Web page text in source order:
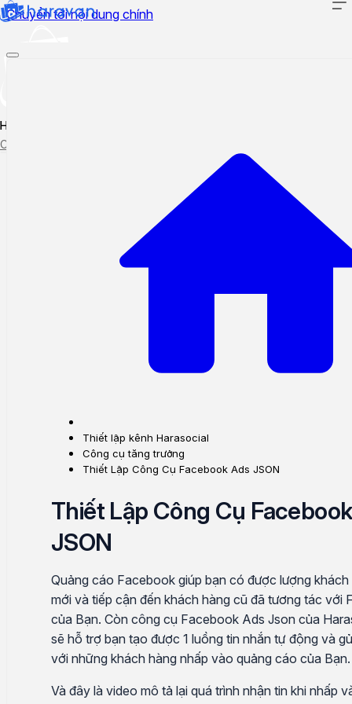
Chuyển tới nội dung chính
Hướng dẫn sử dụng
Cập nhật tính năng mới
Thiết lập kênh Harasocial
Công cụ tăng trưởng
Thiết Lập Công Cụ Facebook Ads JSON
Thiết Lập Công Cụ
JSON
Quảng cáo Facebook giúp bạn có được lượng khách
mới và tiếp cận đến khách hàng cũ đã tương tác với
của Bạn. Còn công cụ Facebook Ads Json của
sẽ hỗ trợ bạn tạo được 1 luồng tin nhắn tự động và
với những khách hàng nhấp vào quảng cáo của
Và đây là video mô tả lại quá trình nhận tin khi nhấp